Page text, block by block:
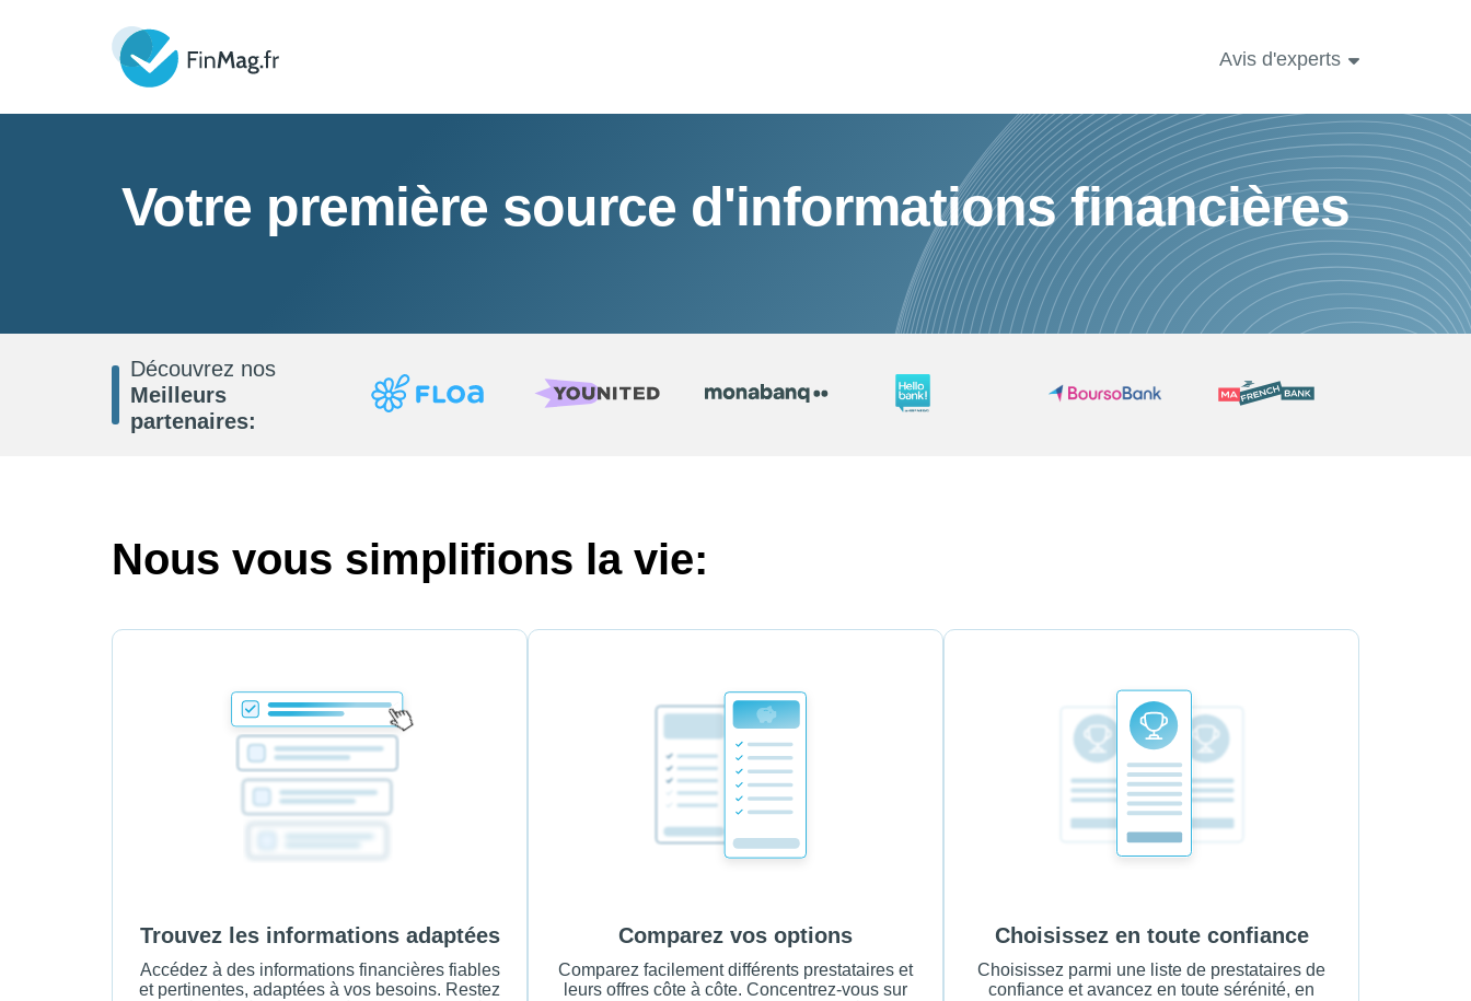
Avis d'experts
Votre première source d'informations financières
Découvrez nos
Meilleurs
partenaires:
Nous vous simplifions la vie:
Trouvez les informations adaptées
Accédez à des informations financières fiables
et pertinentes, adaptées à vos besoins. Restez
Comparez vos options
Comparez facilement différents prestataires et
leurs offres côte à côte. Concentrez-vous sur
Choisissez en toute confiance
Choisissez parmi une liste de prestataires de
confiance et avancez en toute sérénité, en